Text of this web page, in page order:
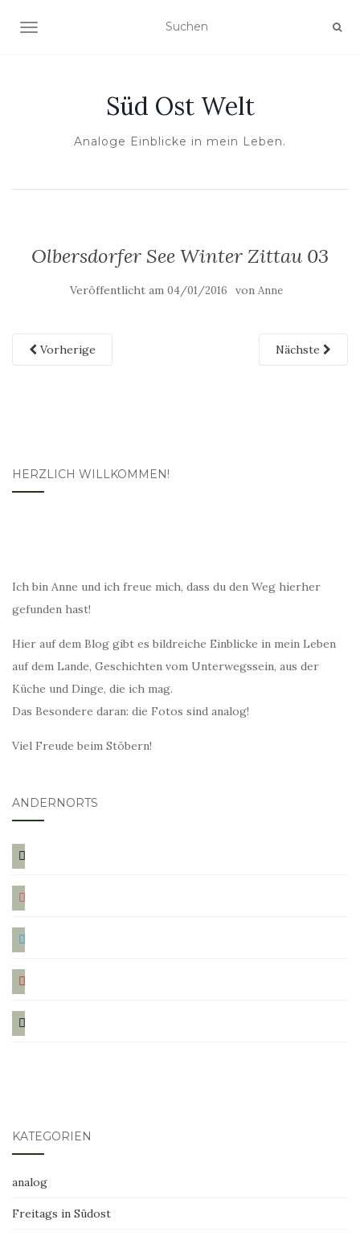
NAVIGATION UMSCHALTEN
Süd Ost Welt
Analoge Einblicke in mein Leben.
Olbersdorfer See Winter Zittau 03
Veröffentlicht am 04/01/2016 von Anne
Vorherige Nächste
HERZLICH WILLKOMMEN!
Ich bin Anne und ich freue mich, dass du den Weg hierher
gefunden hast!
Hier auf dem Blog gibt es bildreiche Einblicke in mein Leben
auf dem Lande, Geschichten vom Unterwegssein, aus der
Küche und Dinge, die ich mag.
Das Besondere daran: die Fotos sind analog!
Viel Freude beim Stöbern!
ANDERNORTS
bloglovin
instagram
twitter
pinterest
mail
KATEGORIEN
analog
Freitags in Südost